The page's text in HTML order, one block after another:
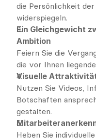
die Persönlichkeit
widerspiegeln.
Ein Gleichgewicht
Ambition
Feiern Sie die
die vor Ihnen
Visuelle
Nutzen Sie Videos,
Botschaften
gestalten.
Heben Sie